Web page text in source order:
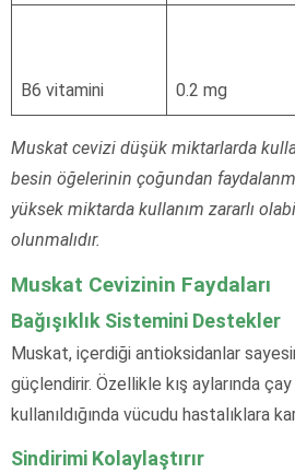
B6 vitamini 0.2 mg
Muskat cevizi düşük miktarlarda
besin öğelerinin çoğundan
yüksek miktarda kullanım zararlı
olunmalıdır.
Muskat Cevizinin Faydaları
Bağışıklık Sistemini Destekler
Muskat, içerdiği antioksidanlar
güçlendirir. Özellikle kış aylarında
kullanıldığında vücudu hastalıklara
Sindirimi Kolaylaştırır